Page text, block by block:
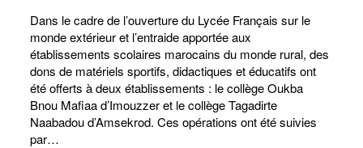
Dans le cadre de l’ouverture du Lycée Français sur le
monde extérieur et l’entraide apportée aux
établissements scolaires marocains du monde rural, des
dons de matériels sportifs, didactiques et éducatifs ont
été offerts à deux établissements : le collège Oukba
Bnou Mafiaa d’Imouzzer et le collège Tagadirte
Naabadou d’Amsekrod. Ces opérations ont été suivies
par…